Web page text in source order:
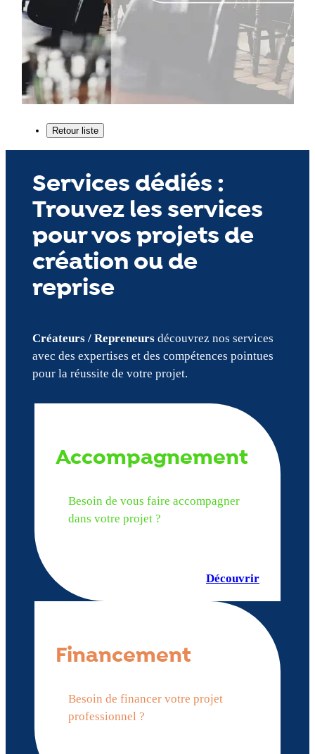
Services dédiés :
Trouvez les services
pour vos projets de
création ou de
reprise
Créateurs / Repreneursdécouvrez nos services
avec des expertises et des compétences pointues
pour la réussite de votre projet.
Accompagnement
Besoin de vous faire accompagner
dans votre projet ?
Découvrir
Financement
Besoin de financer votre projet
professionnel ?